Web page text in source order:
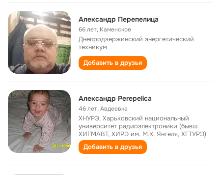
Александр Перепелица
66 лет, Каменское
Днепродзержинский энергетический
техникум
Добавить в друзья
Александр Perepelica
46 лет,Авдеевка
ХНУРЭ, Харьковский национальный
университет радиоэлектроники (бывш.
ХИГМАВТ, ХИРЭ им. М.К. Янгеля, ХГТУРЭ)
Добавить в друзья